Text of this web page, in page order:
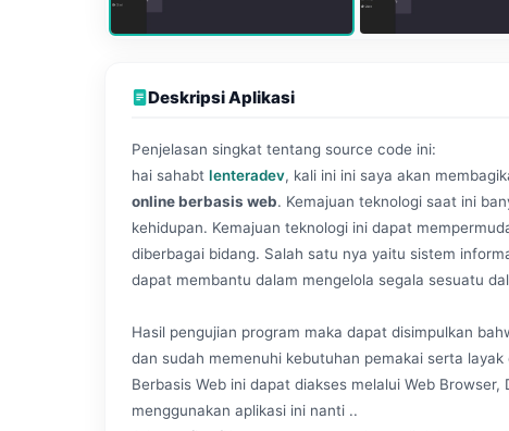
Deskripsi Aplikasi
Penjelasan singkat tentang source code ini:
hai sahabt lenteradev, kali ini ini saya akan
online berbasis web. Kemajuan teknologi saat ini
kehidupan. Kemajuan teknologi ini dapat
diberbagai bidang. Salah satu nya yaitu sistem
dapat membantu dalam mengelola segala sesuatu
Hasil pengujian program maka dapat disimpulkan
dan sudah memenuhi kebutuhan pemakai serta
Berbasis Web ini dapat diakses melalui Web
menggunakan aplikasi ini nanti ..